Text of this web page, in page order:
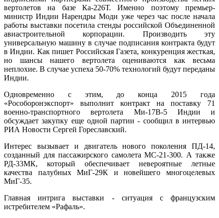
вертолетов на базе Ка-226Т. Именно поэтому премьер-
министр Индии Нарендры Моди уже через час после начала
работы выставки посетила стенды российской Объединенной
авиастроительной корпорации. Производить эту
универсальную машину в случае подписания контракта будут
в Индии. Как пишет Российская Газета, конкуренция жесткая,
но шансы нашего вертолета оцениваются как весьма
неплохие. В случае успеха 50-70% технологий будут переданы
Индии.
Одновременно с этим, до конца 2015 года
«Рособоронэкспорт» выполнит контракт на поставку 71
военно-транспортного вертолета Ми-17В-5 Индии и
обсуждает закупку еще одной партии - сообщил в интервью
РИА Новости Сергей Гореславский.
Интерес вызывает и двигатель нового поколения ПД-14,
созданный для пассажирского самолета МС-21-300. А также
РД-33МК, который обеспечивает невероятные летные
качества палубных МиГ-29К и новейшего многоцелевых
МиГ-35.
Главная интрига выставки - ситуация с французским
истребителем «Рафаль».